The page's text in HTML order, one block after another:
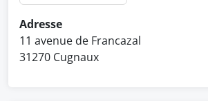
Adresse
11 avenue de Francazal
31270 Cugnaux